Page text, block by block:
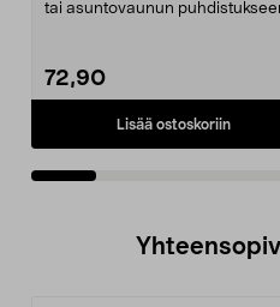
tai asuntovaunun
72,90
Lisää ostoskoriin